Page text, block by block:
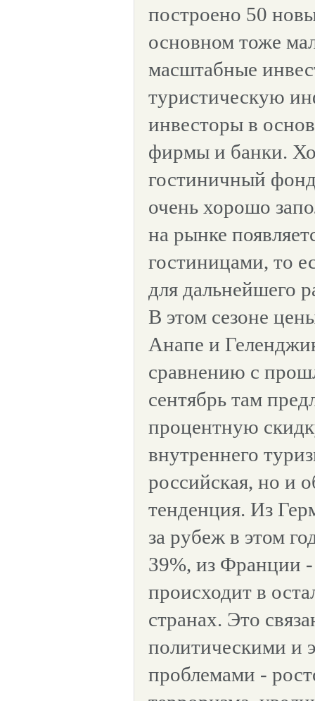
построено 50
основном тоже
масштабные
туристическую
инвесторы в
фирмы и банки.
гостиничный
очень хорошо
на рынке
гостиницами, то
для дальнейшего
В этом сезоне
Анапе и
сравнению с
сентябрь там
процентную
внутреннего
российская, но и
тенденция. Из
за рубеж в этом
39%, из Франции
происходит в
странах. Это
политическими и
проблемами -